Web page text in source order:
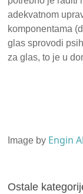
adekvatnom
komponentama
glas sprovodi
za glas, to je u
Image by Engin
Ostale